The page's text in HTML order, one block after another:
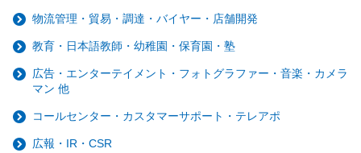
物流管理・貿易・調達・バイヤー・店舗開発
教育・日本語教師・幼稚園・保育園・塾
広告・エンターテイメント・フォトグラファー・音楽・カメラ
マン 他
コールセンター・カスタマーサポート・テレアポ
広報・IR・CSR